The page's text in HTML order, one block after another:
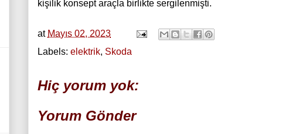
kişilik konsept araçla birlikte sergilenmişti.
at Mayıs 02, 2023
Labels: elektrik, Skoda
Hiç yorum yok:
Yorum Gönder